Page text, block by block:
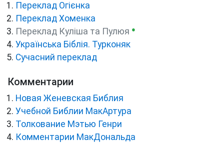
Переклад Огієнка
Переклад Хоменка
Переклад Куліша та Пулюя ●
Українська Біблія. Турконяк
Сучасний переклад
Комментарии
Новая Женевская Библия
Учебной Библии МакАртура
Толкование Мэтью Генри
Комментарии МакДональда